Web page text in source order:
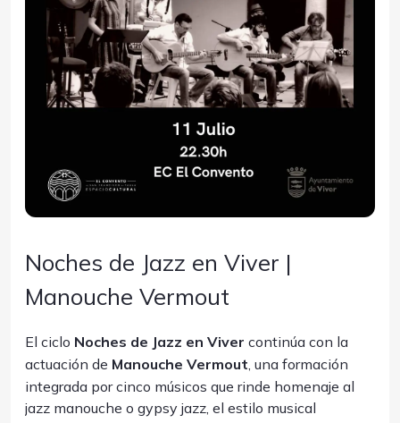
Noches de Jazz en Viver |
Manouche Vermout
El ciclo Noches de Jazz en Viver continúa con la
actuación de Manouche Vermout, una formación
integrada por cinco músicos que rinde homenaje al
jazz manouche o gypsy jazz, el estilo musical